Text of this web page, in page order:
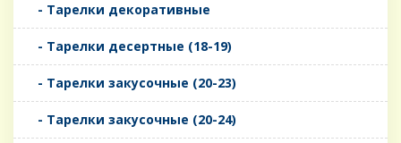
- Тарелки декоративные
- Тарелки десертные (18-19)
- Тарелки закусочные (20-23)
- Тарелки закусочные (20-24)